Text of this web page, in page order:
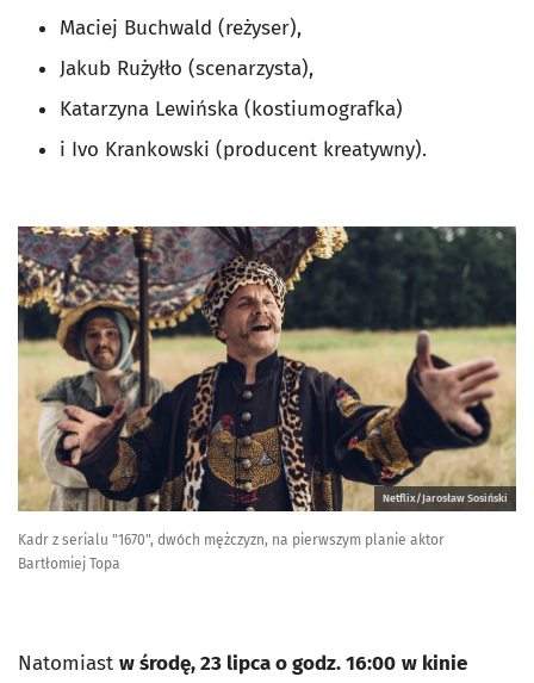
Maciej Buchwald (reżyser),
Jakub Rużyłło (scenarzysta),
Katarzyna Lewińska (kostiumografka)
i Ivo Krankowski (producent kreatywny).
Netflix/Jarosław Sosiński
Kadr z serialu "1670", dwóch mężczyzn, na pierwszym planie aktor
Bartłomiej Topa
Natomiast w środę, 23 lipca o godz. 16:00 w kinie